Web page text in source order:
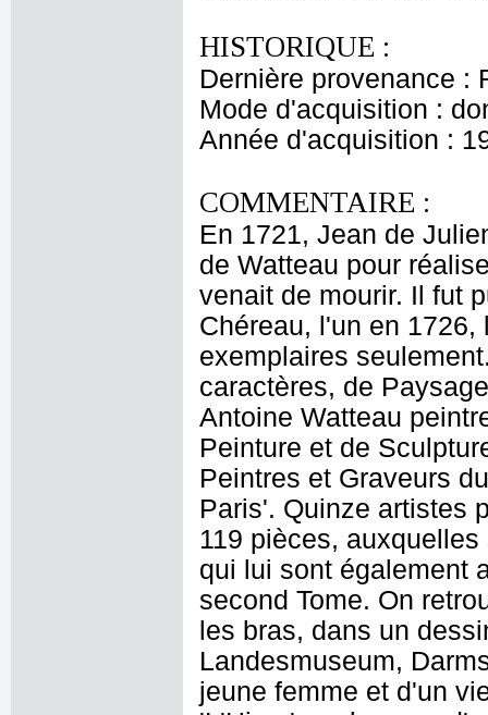
HISTORIQUE :
Dernière provenance :
Mode d'acquisition :
Année d'acquisition :
COMMENTAIRE :
En 1721, Jean de
de Watteau pour
venait de mourir. Il fut
Chéreau, l'un en
exemplaires
caractères, de
Antoine Watteau
Peinture et de
Peintres et Graveurs
Paris'. Quinze artistes
119 pièces,
qui lui sont également
second Tome. On
les bras, dans un
Landesmuseum,
jeune femme et d'un